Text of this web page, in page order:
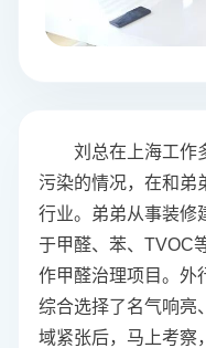
刘总在上海工作
污染的情况，在和弟
行业。弟弟从事装修
于甲醛、苯、TVOC
作甲醛治理项目。外
综合选择了名气响亮
域紧张后，马上考察